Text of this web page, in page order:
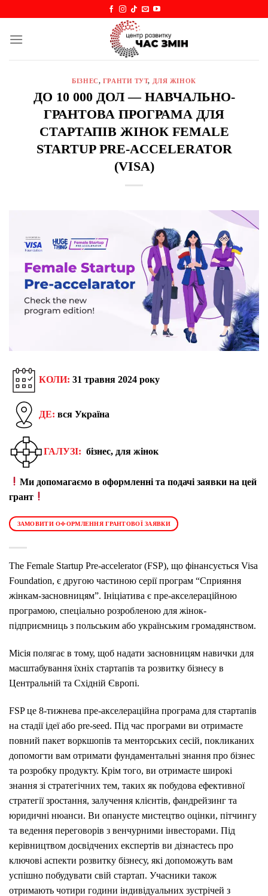
content
БІЗНЕС, ГРАНТИ ТУТ, ДЛЯ ЖІНОК
ДО 10 000 ДОЛ — НАВЧАЛЬНО-
ГРАНТОВА ПРОГРАМА ДЛЯ
СТАРТАПІВ ЖІНОК FEMALE
STARTUP PRE-ACCELERATOR
(VISA)
КОЛИ: 31 травня 2024 року
ДЕ: вся Україна
ГАЛУЗІ: бізнес, для жінок
Ми допомагаємо в оформленні та подачі заявки на цей
грант
ЗАМОВИТИ ОФОРМЛЕННЯ ГРАНТОВОЇ ЗАЯВКИ
The Female Startup Pre-accelerator (FSP), що фінансується Visa
Foundation, є другою частиною серії програм “Сприяння
жінкам-засновницям”. Ініціатива є пре-акселераційною
програмою, спеціально розробленою для жінок-
підприємниць з польським або українським громадянством.
Місія полягає в тому, щоб надати засновницям навички для
масштабування їхніх стартапів та розвитку бізнесу в
Центральній та Східній Європі.
FSP це 8-тижнева пре-акселераційна програма для стартапів
на стадії ідеї або pre-seed. Під час програми ви отримаєте
повний пакет воркшопів та менторських сесій, покликаних
допомогти вам отримати фундаментальні знання про бізнес
та розробку продукту. Крім того, ви отримаєте широкі
знання зі стратегічних тем, таких як побудова ефективної
стратегії зростання, залучення клієнтів, фандрейзинг та
юридичні нюанси. Ви опануєте мистецтво оцінки, пітчингу
та ведення переговорів з венчурними інвесторами. Під
керівництвом досвідчених експертів ви дізнаєтесь про
ключові аспекти розвитку бізнесу, які допоможуть вам
успішно побудувати свій стартап. Учасники також
отримають чотири години індивідуальних зустрічей з